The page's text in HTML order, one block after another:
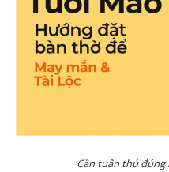
Cần tuân thủ